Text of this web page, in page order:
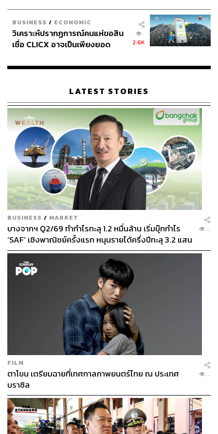
BUSINESS / ECONOMIC
วิเคราะห์ปรากฏการณ์คนแห่ขอสิน
เชื่อ CLICX อาจเป็นเพียงยอด
เรือนไทยที่ถูกซุกไว้
2.6K
LATEST STORIES
BUSINESS / MARKET
บางจากฯ Q2/69 ทำกำไรทะลุ 1.2 หมื่นล้าน เริ่มบุ๊กกำไร
‘SAF’ เชิงพาณิชย์ครั้งแรก หนุนรายได้ครึ่งปีทะลุ 3.2 แสน
ล้าน
...
FILM
ตาโขน เตรียมฉายที่เทศกาลภาพยนตร์ไทย ณ ประเทศ
บราซิล
...